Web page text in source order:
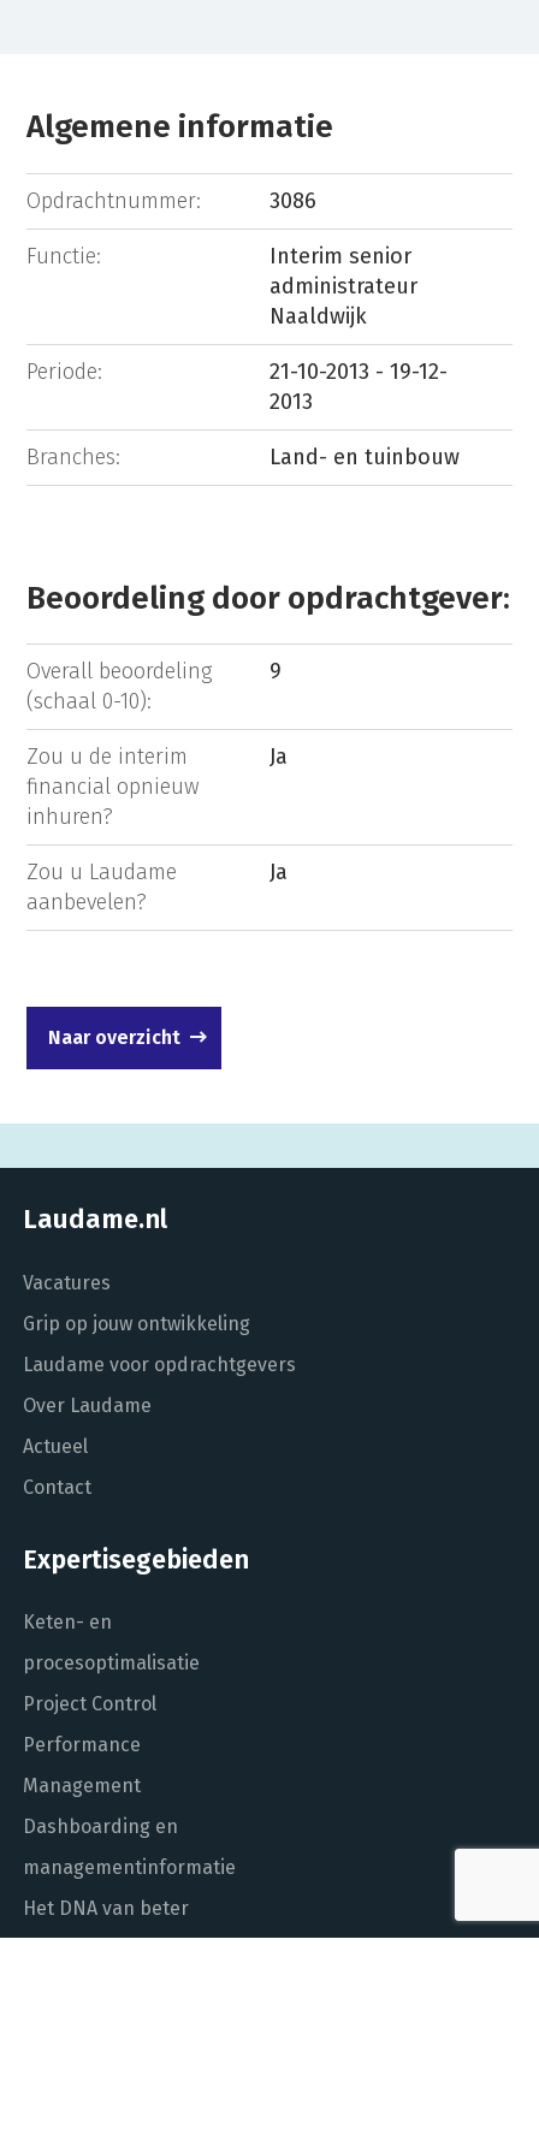
Algemene informatie
Opdrachtnummer: 3086
Functie:
Interim senior
administrateur
Naaldwijk
Periode:
21-10-2013 - 19-12-
2013
Branches: Land- en tuinbouw
Beoordeling door opdrachtgever:
Overall beoordeling
(schaal 0-10):
9
Zou u de interim
financial opnieuw
inhuren?
Ja
Zou u Laudame
aanbevelen?
Ja
Naar overzicht
Laudame.nl
Vacatures
Grip op jouw ontwikkeling
Laudame voor opdrachtgevers
Over Laudame
Actueel
Contact
Expertisegebieden
Keten- en
procesoptimalisatie
Project Control
Performance
Management
Dashboarding en
managementinformatie
Het DNA van beter